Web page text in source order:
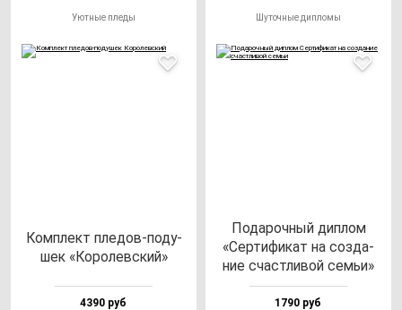
Уютные пледы
Ком­плект пле­дов-по­ду­
шек «Коро­лев­ский»
4390 руб
Шуточные дипломы
Пода­роч­ный дип­лом
«Сер­ти­фи­кат на соз­да­
ние счас­тли­вой семьи»
1790 руб